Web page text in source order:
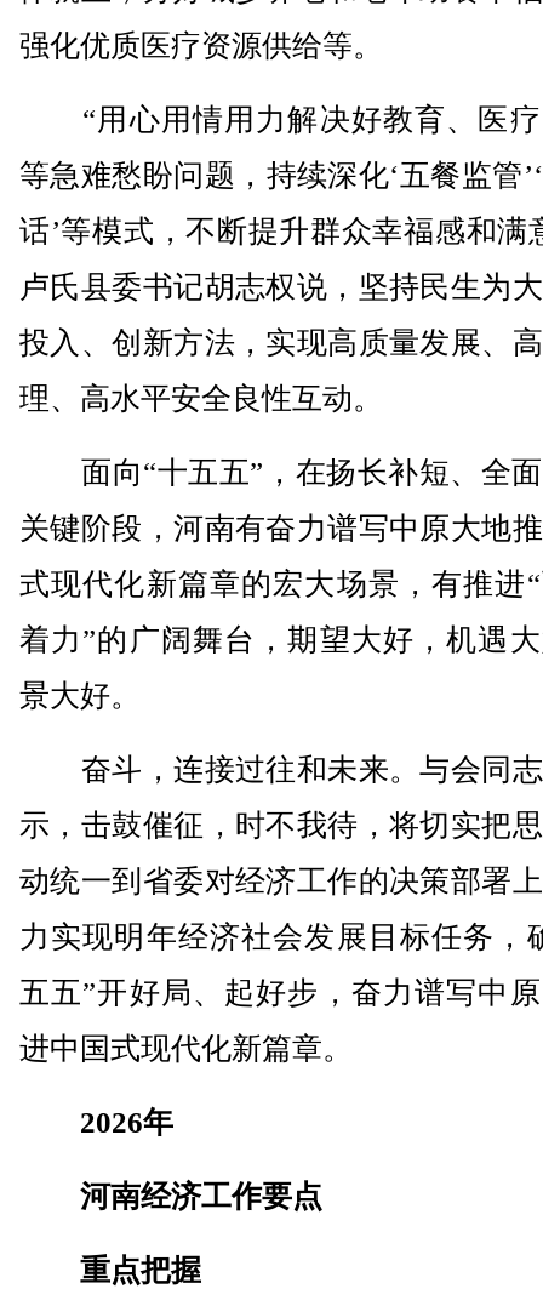
强化优质医疗资源供给等。
“用心用情用力解决好教育、医疗
等急难愁盼问题，持续深化‘五餐监管
话’等模式，不断提升群众幸福感和满
卢氏县委书记胡志权说，坚持民生为
投入、创新方法，实现高质量发展、
理、高水平安全良性互动。
面向“十五五”，在扬长补短、全
关键阶段，河南有奋力谱写中原大地
式现代化新篇章的宏大场景，有推进
着力”的广阔舞台，期望大好，机遇
景大好。
奋斗，连接过往和未来。与会同
示，击鼓催征，时不我待，将切实把
动统一到省委对经济工作的决策部署
力实现明年经济社会发展目标任务，
五五”开好局、起好步，奋力谱写中
进中国式现代化新篇章。
2026年
河南经济工作要点
重点把握